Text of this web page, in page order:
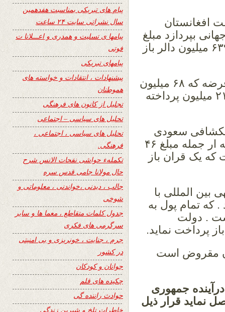
موارد با دولت افغانستان
بپردازد مبلغ
۸۲۴ میلیون میباشد از جمله مجموع پول ۶۳۹ میلیون دالر باز
۳.بانک انکشاف اسلامی در پرداخت چهار قرضه که ۶۸ میلیون
دالر میباشد موافقه نموده است. از جمله ۲۱ میلیون پرداخته
سعودی
بالغ به ۸۰ میلیون دالار امریکائی میگردد. که ار جمله مبلغ ۴۶
که یک قران باز
المللی با
میباشد . که تمام پول به
. دولت
پرداخت نماید.
مقروض است
جمهوری
نماید قرار ذیل
پیام های تبریکی بمناسبت هفدهمین
سال نشراتی سایت ۲۴ ساعت
پیامها ی تسلیت و همدری و اعـــلانا ت
فوتی
پیامهای تبریکی
پیشنهادات ، انتقادات و خواسته های
هموطنان
تجلیل از کانون های فرهنگی
تحلیل های سیاسی – اجتماعی
تحلیل های سیاسی ، اجتماعی ،
فرهنگی.
تکملهء حواشی نفحات الانس شرح
حال مولانا جامی قدس سره
جالب ، دیدنی ،خواندنی ، معلوماتی و
شوخی
جدول کلمات متقاطع ، معما ها و سایر
سرگرمی های فکری
جرم ، جنایت ، خونریزی و بی امنیتی
در کشور
جوانان و کودکان
چکیده های قلم
حوادث راننده گی
خاطرات تلخ و شیرین زندگی